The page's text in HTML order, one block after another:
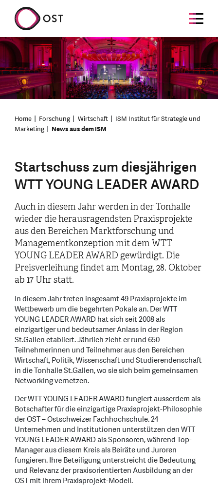
Home Forschung Wirtschaft
ISM Institut für Strategie und
Marketing
News aus dem ISM
Startschuss zum diesjährigen
WTT YOUNG LEADER AWARD
Auch in diesem Jahr werden in der Tonhalle
wieder die herausragendsten Praxisprojekte
aus den Bereichen Marktforschung und
Managementkonzeption mit dem WTT
YOUNG LEADER AWARD gewürdigt. Die
Preisverleihung findet am Montag, 28. Oktober
ab 17 Uhr statt.
In diesem Jahr treten insgesamt 49 Praxisprojekte im
Wettbewerb um die begehrten Pokale an. Der WTT
YOUNG LEADER AWARD hat sich seit 2008 als
einzigartiger und bedeutsamer Anlass in der Region
St.Gallen etabliert. Jährlich zieht er rund 650
Teilnehmerinnen und Teilnehmer aus den Bereichen
Wirtschaft, Politik, Wissenschaft und Studierendenschaft
in die Tonhalle St.Gallen, wo sie sich beim gemeinsamen
Networking vernetzen.
Der WTT YOUNG LEADER AWARD fungiert ausserdem als
Botschafter für die einzigartige Praxisprojekt-Philosophie
der OST – Ostschweizer Fachhochschule. 24
Unternehmen und Institutionen unterstützen den WTT
YOUNG LEADER AWARD als Sponsoren, während Top-
Manager aus diesem Kreis als Beiräte und Juroren
fungieren. Ihre Beteiligung unterstreicht die Bedeutung
und Relevanz der praxisorientierten Ausbildung an der
OST mit ihrem Praxisprojekt-Modell.